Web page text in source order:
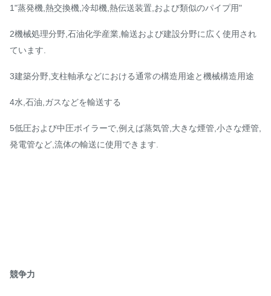
1"蒸発機,熱交換機,冷却機,熱伝送装置,および類似のパイプ用"
2機械処理分野,石油化学産業,輸送および建設分野に広く使用され
ています.
3建築分野,支柱軸承などにおける通常の構造用途と機械構造用途
4水,石油,ガスなどを輸送する
5低圧および中圧ボイラーで,例えば蒸気管,大きな煙管,小さな煙管,
発電管など,流体の輸送に使用できます.
競争力